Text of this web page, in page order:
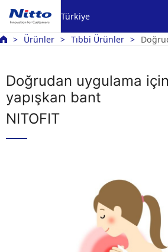
Türkiye
Ürünler Tıbbi Ürünler
Doğrudan uygulama için
yapışkan bant
NITOFIT